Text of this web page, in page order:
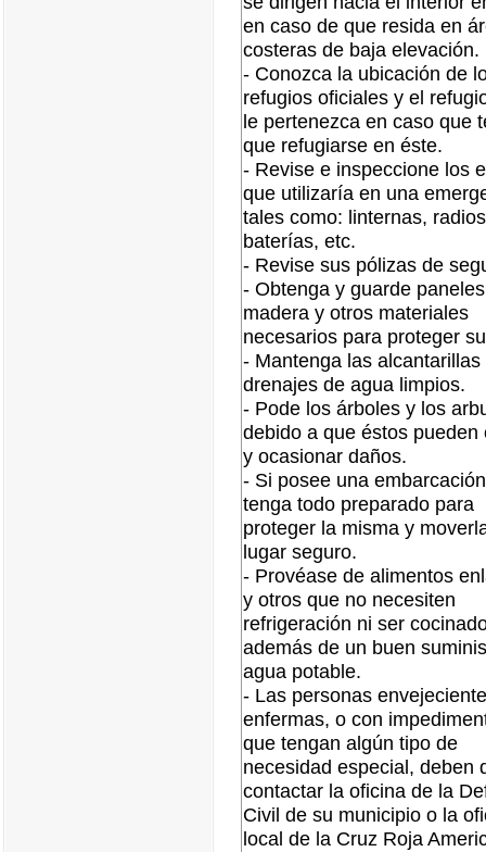
en caso de que resida en
costeras de baja elevación.
- Conozca la ubicación de
refugios oficiales y el
le pertenezca en caso que
que refugiarse en éste.
- Revise e inspeccione los
que utilizaría en una
tales como: linternas,
baterías, etc.
- Revise sus pólizas de
- Obtenga y guarde
madera y otros materiales
necesarios para proteger
- Mantenga las alcantarillas
drenajes de agua limpios.
- Pode los árboles y los
debido a que éstos pueden
y ocasionar daños.
- Si posee una
tenga todo preparado para
proteger la misma y
lugar seguro.
- Provéase de alimentos
y otros que no necesiten
refrigeración ni ser
además de un buen
agua potable.
- Las personas
enfermas, o con
que tengan algún tipo de
necesidad especial, deben
contactar la oficina de la
Civil de su municipio o la
local de la Cruz Roja